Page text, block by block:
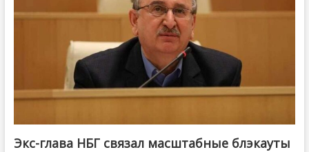
Экс-глава НБГ связал масштабные блэкауты